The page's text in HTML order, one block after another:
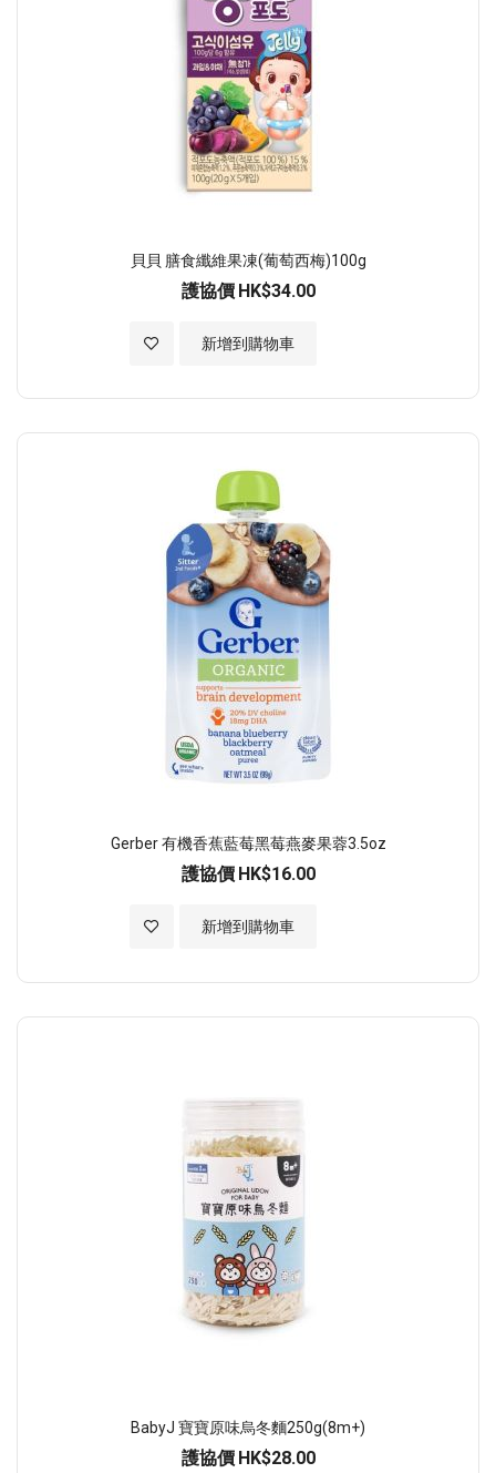
貝貝 膳食纖維果凍(葡萄西梅)100g
護協價 HK$34.00
新增到購物車
加入至願望清單
Gerber 有機香蕉藍莓黑莓燕麥果蓉3.5oz
護協價 HK$16.00
新增到購物車
加入至願望清單
BabyJ 寶寶原味烏冬麵250g(8m+)
護協價 HK$28.00